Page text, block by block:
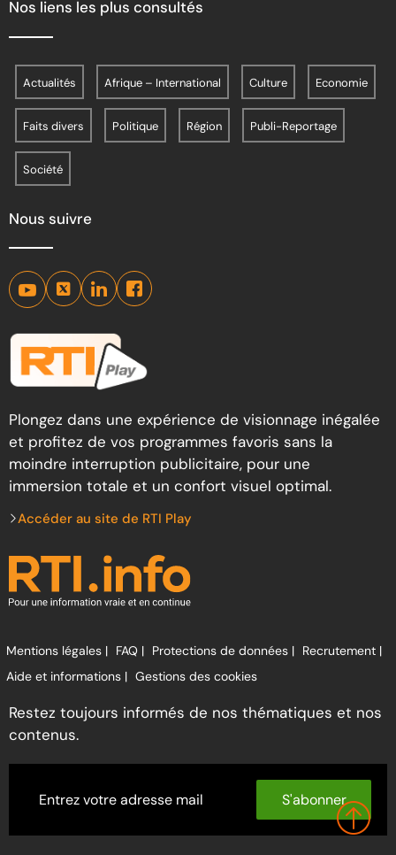
Nos liens les plus consultés
Actualités Afrique – International Culture Economie
Faits divers Politique Région Publi-Reportage
Société
Nous suivre
Plongez dans une expérience de visionnage inégalée
et profitez de vos programmes favoris sans la
moindre interruption publicitaire, pour une
immersion totale et un confort visuel optimal.
Accéder au site de RTI Play
Mentions légales | FAQ | Protections de données | Recrutement |
Aide et informations | Gestions des cookies
Restez toujours informés de nos thématiques et nos
contenus.
S'abonner